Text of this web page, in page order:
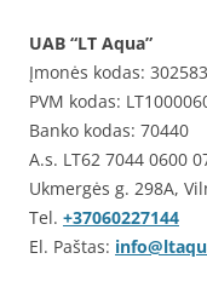
UAB “LT Aqua”
Įmonės kodas:
PVM kodas:
Banko kodas: 70440
A.s. LT62 7044 0600
Ukmergės g. 298A,
Tel. +37060227144
El. Paštas: